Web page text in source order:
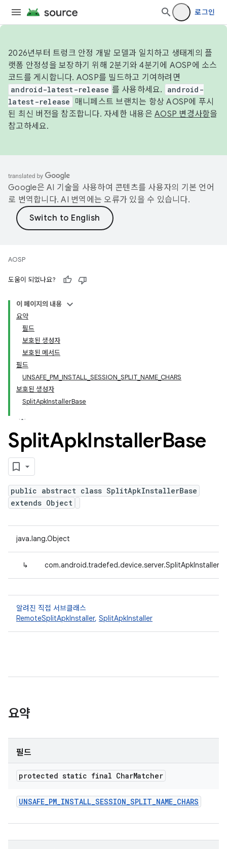
로그인
2026년부터 트렁크 안정 개발 모델과 일치하고 생태계의 플
랫폼 안정성을 보장하기 위해 2분기와 4분기에 AOSP에 소스
코드를 게시합니다. AOSP를 빌드하고 기여하려면
android-latest-release 를 사용하세요.
android-
latest-release
매니페스트 브랜치는 항상 AOSP에 푸시
된 최신 버전을 참조합니다. 자세한 내용은 AOSP 변경사항을
참고하세요.
Google은 AI 기술을 사용하여 콘텐츠를 사용자의 기본 언어
로 번역합니다. AI 번역에는 오류가 있을 수 있습니다.
AOSP
도움이 되었나요?
이 페이지의 내용
요약
필드
보호된 생성자
보호된 메서드
필드
UNSAFE_PM_INSTALL_SESSION_SPLIT_NAME_CHARS
보호된 생성자
SplitApkInstallerBase
SplitApkInstallerBase
public abstract class SplitApkInstallerBase
extends Object
java.lang.Object
↳
알려진 직접 서브클래스
RemoteSplitApkInstaller, SplitApkInstaller
요약
필드
protected static final CharMatcher
UNSAFE_PM_INSTALL_SESSION_SPLIT_NAME_CHARS